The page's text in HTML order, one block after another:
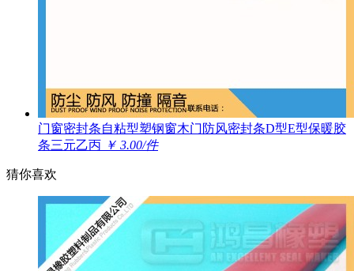
门窗密封条自粘型塑钢窗木门防风密封条D型E型保暖胶
条三元乙丙 ￥ 3.00/件
猜你喜欢